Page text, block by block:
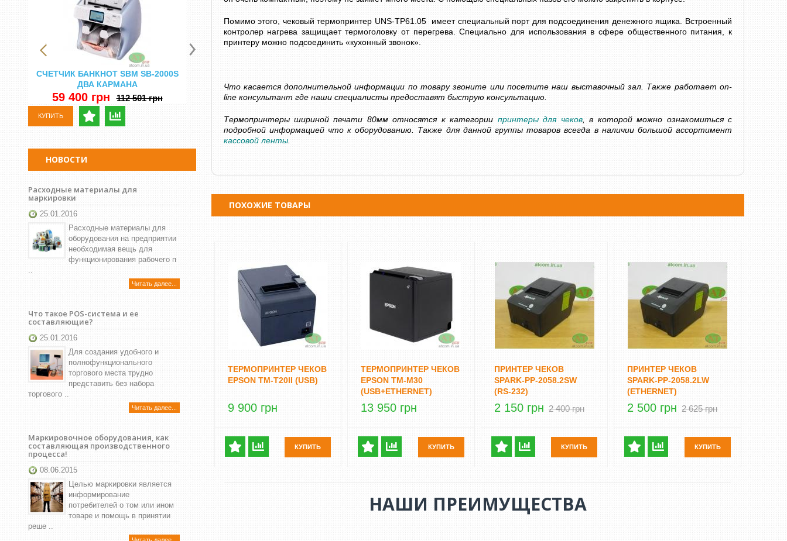
СЧЕТЧИК БАНКНОТ SBM SB-2000S
ДВА КАРМАНА
59 400 грн 112 501 грн
КУПИТЬ
DORS 750 С ОПРЕДЕЛЕНИЕМ
НОМИНАЛА
ВАЛЮТ DOCASH CUBE
14 500 грн Уточнюйте
КУПИТЬ
7 600 грн Уточнюйте
ВАЛЮТ DOCASH
НОВОСТИ
Расходные материалы для
маркировки
25.01.2016
Расходные материалы для
оборудования на предприятии
необходимая вещь для
функционирования рабочего п
..
Читать далее...
Что такое POS-система и ее
составляющие?
25.01.2016
Для создания удобного и
полнофункционального
торгового места трудно
представить без набора
торгового ..
Читать далее...
Маркировочное оборудования, как
составляющая производственного
процесса!
08.06.2015
Целью маркировки является
информирование
потребителей о том или ином
товаре и помощь в принятии
реше ..
Помимо этого, чековый термопринтер UNS-TP61.05 имеет специальный порт для подсоединения денежного ящика. Встроенный
контролер нагрева защищает термоголовку от перегрева. Специально для использования в сфере общественного питания, к
принтеру можно подсоединить «кухонный звонок».
Что касается дополнительной информации по товару звоните или посетите наш выставочный зал. Также работает on-
line консультант где наши специалисты предоставят быструю консультацию.
Термопринтеры шириной печати 80мм относятся к категории принтеры для чеков, в которой можно ознакомиться с
подробной информацией что к оборудованию. Также для данной группы товаров всегда в наличии большой ассортимент
кассовой ленты.
ПОХОЖИЕ ТОВАРЫ
ТЕРМОПРИНТЕР ЧЕКОВ
EPSON TM-T20II (USB)
9 900 грн
КУПИТЬ
ТЕРМОПРИНТЕР ЧЕКОВ
EPSON TM-M30
(USB+ETHERNET)
13 950 грн
КУПИТЬ
ПРИНТЕР ЧЕКОВ
SPARK-PP-2058.2SW
(RS-232)
2 150 грн 2 400 грн
КУПИТЬ
ПРИНТЕР ЧЕКОВ
SPARK-PP-2058.2LW
(ETHERNET)
2 500 грн 2 625 грн
КУПИТЬ
НАШИ ПРЕИМУЩЕСТВА